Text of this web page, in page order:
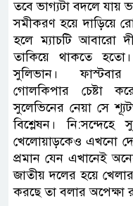
তবে ভাগ্যটা বদলে যায়
সমীকরণ হয়ে দাড়িয়ে
হলে ম্যাচটি আবারো
তাকিয়ে থাকতে
সুলিভান। ফাস্টবার
গোলকিপার চেষ্টা
সুলেভিনের নেয়া সে
বিশ্লেষন।
খেলোয়াড়কেও এখনো
প্রমান যেন এখানেই
জাতীয় দলের হয়ে
করছে তা বলার অপেক্ষা